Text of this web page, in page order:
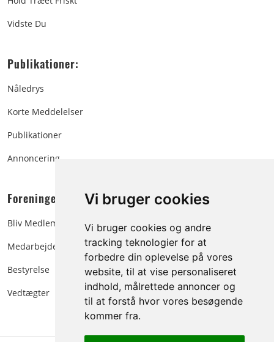
Vi bruger cookies
Vi bruger cookies og andre
tracking teknologier for at
forbedre din oplevelse på vores
website, til at vise personaliseret
indhold, målrettede annoncer og
til at forstå hvor vores besøgende
kommer fra.
Vidste Du
Publikationer:
Nåledrys
Korte Meddelelser
Publikationer
Annoncering
Foreningen:
Bliv Medlem
Medarbejdere
Bestyrelse
Vedtægter